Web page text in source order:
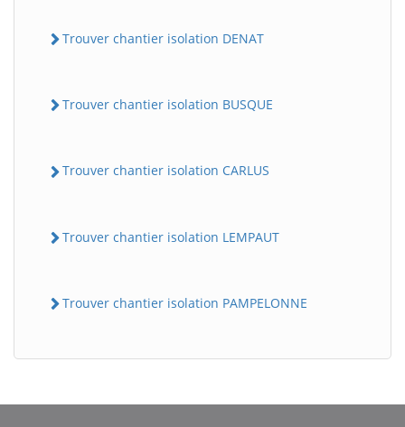
Trouver chantier isolation DENAT
Trouver chantier isolation BUSQUE
Trouver chantier isolation CARLUS
Trouver chantier isolation LEMPAUT
Trouver chantier isolation PAMPELONNE
B BatiWebPro